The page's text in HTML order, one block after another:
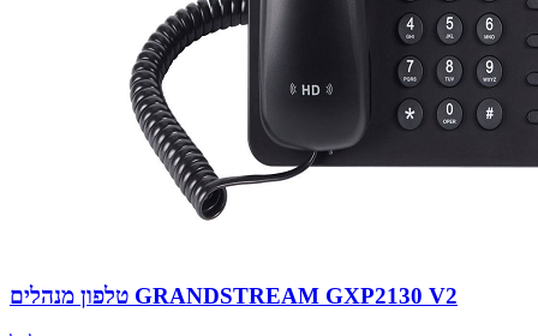
טלפון מנהלים GRANDSTREAM GXP2130 V2